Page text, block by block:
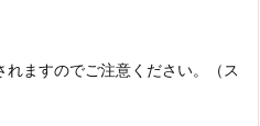
ますのでご注意ください。（ス